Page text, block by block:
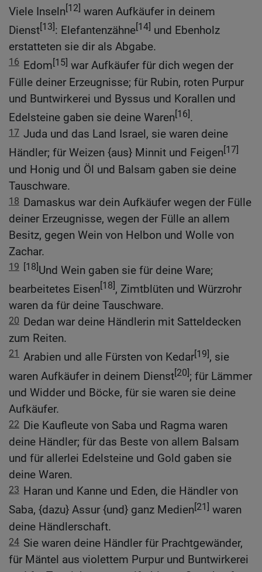
Viele Inseln[12] waren Aufkäufer in deinem
Dienst[13]: Elefantenzähne[14] und Ebenholz
erstatteten sie dir als Abgabe.
16 Edom[15] war Aufkäufer für dich wegen der
Fülle deiner Erzeugnisse; für Rubin, roten Purpur
und Buntwirkerei und Byssus und Korallen und
Edelsteine gaben sie deine Waren[16].
17 Juda und das Land Israel, sie waren deine
Händler; für Weizen {aus} Minnit und Feigen[17]
und Honig und Öl und Balsam gaben sie deine
Tauschware.
18 Damaskus war dein Aufkäufer wegen der Fülle
deiner Erzeugnisse, wegen der Fülle an allem
Besitz, gegen Wein von Helbon und Wolle von
Zachar.
19 [18]Und Wein gaben sie für deine Ware;
bearbeitetes Eisen[18], Zimtblüten und Würzrohr
waren da für deine Tauschware.
20 Dedan war deine Händlerin mit Satteldecken
zum Reiten.
21 Arabien und alle Fürsten von Kedar[19], sie
waren Aufkäufer in deinem Dienst[20]; für Lämmer
und Widder und Böcke, für sie waren sie deine
Aufkäufer.
22 Die Kaufleute von Saba und Ragma waren
deine Händler; für das Beste von allem Balsam
und für allerlei Edelsteine und Gold gaben sie
deine Waren.
23 Haran und Kanne und Eden, die Händler von
Saba, {dazu} Assur {und} ganz Medien[21] waren
deine Händlerschaft.
24 Sie waren deine Händler für Prachtgewänder,
für Mäntel aus violettem Purpur und Buntwirkerei